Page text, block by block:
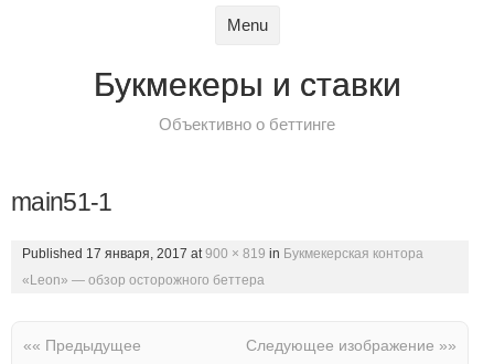
Menu
Букмекеры и ставки
Объективно о беттинге
main51-1
Published 17 января, 2017 at900 × 819 in Букмекерская контора
«Leon» — обзор осторожного беттера
«« Предыдущее
Следующее изображение »»